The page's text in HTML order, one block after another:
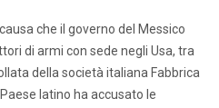
che il governo del Messico
di armi con sede negli Usa, tra
della società italiana Fabbrica
latino ha accusato le